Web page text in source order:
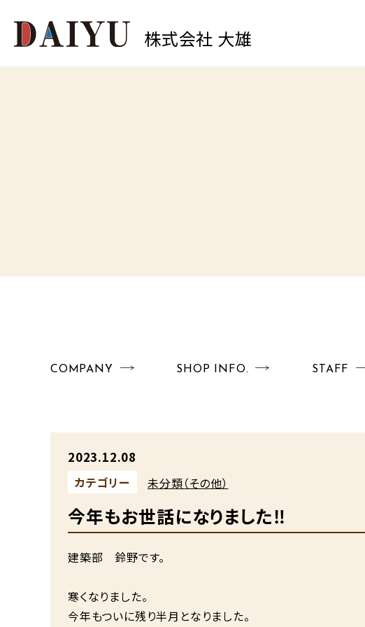
株式会社 大雄
COMPANY SHOP INFO. STAFF
2023.12.08
カテゴリー 未分類（その他）
今年もお世話になりました‼
建築部 鈴野です。
寒くなりました。
今年もついに残り半月となりました。